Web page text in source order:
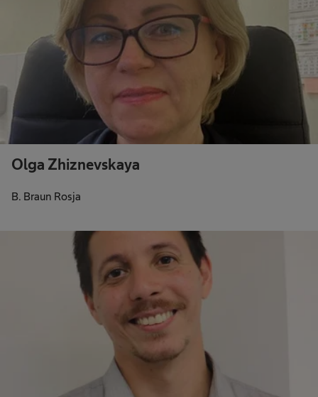
Olga Zhiznevskaya
B. Braun Rosja